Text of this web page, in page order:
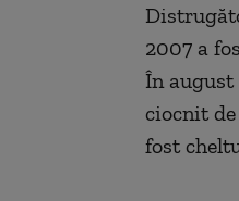
2007 a
În august
ciocnit
fost